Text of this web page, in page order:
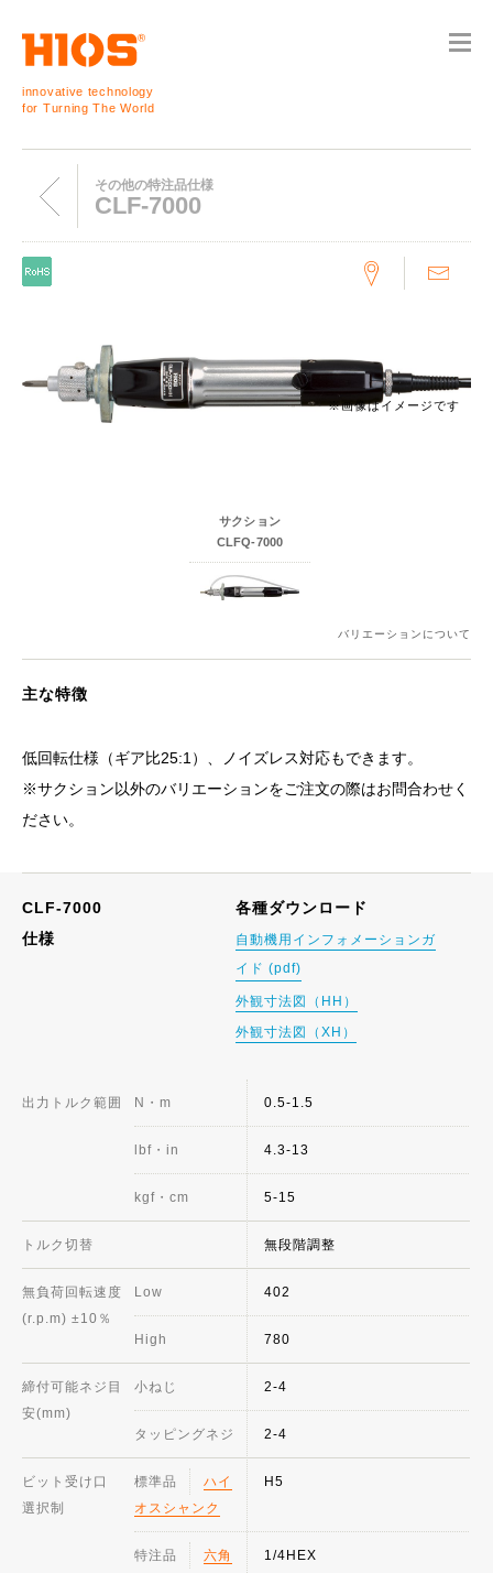
innovative technology
for Turning The World
その他の特注品仕様
CLF-7000
※画像はイメージです
バリエーションについて
サクション
CLFQ-7000
主な特徴
低回転仕様（ギア比25:1）、ノイズレス対応もできます。
※サクション以外のバリエーションをご注文の際はお問合わせく
ださい。
CLF-7000
仕様
各種ダウンロード
自動機用インフォメーションガ
イド (pdf)
外観寸法図（HH）
外観寸法図（XH）
出力トルク範囲 N・m
lbf・in
kgf・cm
トルク切替
無負荷回転速度
(r.p.m) ±10％
Low
High
締付可能ネジ目
安(mm)
小ねじ
タッピングネジ
ビット受け口
選択制
標準品
ハイ
オスシャンク
特注品
六角
0.5-1.5
4.3-13
5-15
無段階調整
402
780
2-4
2-4
H5
1/4HEX